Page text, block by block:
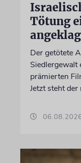
Tötung
Der getötete
Siedlergewalt
prämierten
Jetzt steht